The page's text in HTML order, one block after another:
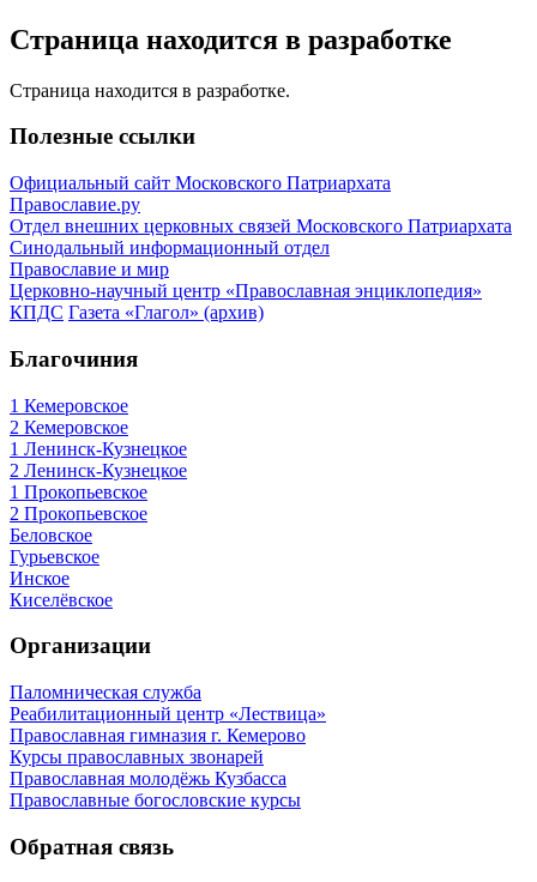
Страница находится в разработке
Страница находится в разработке.
Полезные ссылки
Официальный сайт Московского Патриархата
Православие.ру
Отдел внешних церковных связей Московского Патриархата
Синодальный информационный отдел
Православие и мир
Церковно-научный центр «Православная энциклопедия»
КПДС Газета «Глагол» (архив)
Благочиния
1 Кемеровское
2 Кемеровское
1 Ленинск-Кузнецкое
2 Ленинск-Кузнецкое
1 Прокопьевское
2 Прокопьевское
Беловское
Гурьевское
Инское
Киселёвское
Организации
Паломническая служба
Реабилитационный центр «Лествица»
Православная гимназия г. Кемерово
Курсы православных звонарей
Православная молодёжь Кузбасса
Православные богословские курсы
Обратная связь